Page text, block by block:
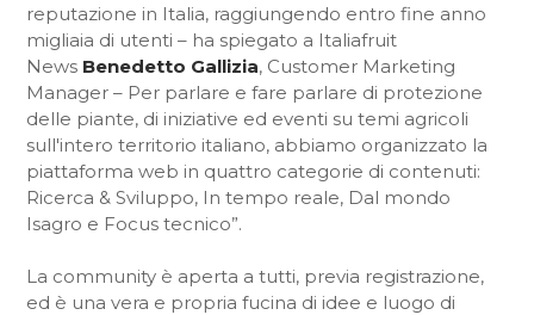
reputazione in Italia, raggiungendo entro fine anno
migliaia di utenti – ha spiegato a Italiafruit
News Benedetto Gallizia, Customer Marketing
Manager – Per parlare e fare parlare di protezione
delle piante, di iniziative ed eventi su temi agricoli
sull'intero territorio italiano, abbiamo organizzato la
piattaforma web in quattro categorie di contenuti:
Ricerca & Sviluppo, In tempo reale, Dal mondo
Isagro e Focus tecnico”.
La community è aperta a tutti, previa registrazione,
ed è una vera e propria fucina di idee e luogo di